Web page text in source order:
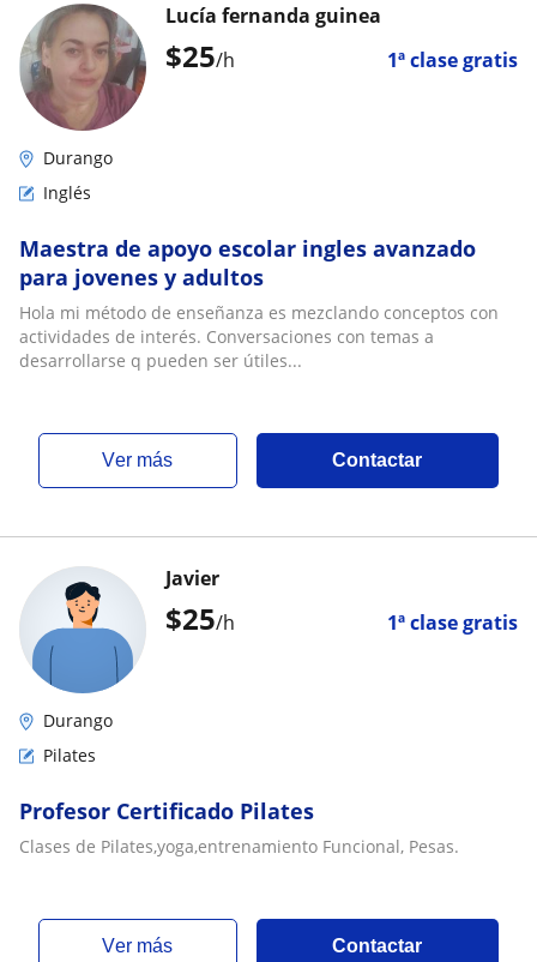
$25/h 1ª clase gratis
Lucía fernanda guinea
Durango
Inglés
Maestra de apoyo escolar ingles avanzado
para jovenes y adultos
Hola mi método de enseñanza es mezclando conceptos con
actividades de interés. Conversaciones con temas a
desarrollarse q pueden ser útiles...
ver más Contactar
$25/h 1ª clase gratis
Javier
Durango
Pilates
Profesor Certificado Pilates
Clases de Pilates,yoga,entrenamiento Funcional, Pesas.
ver más Contactar